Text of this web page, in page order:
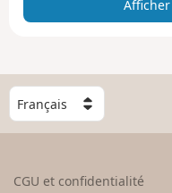
C
h
o
CGU et confidentialité